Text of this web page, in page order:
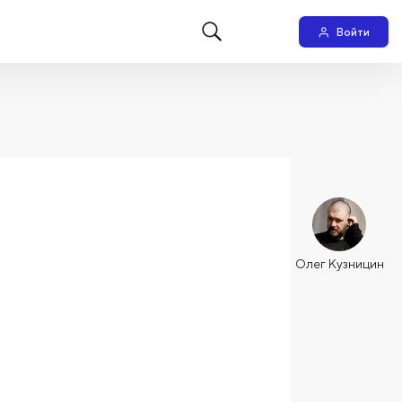
Войти
Олег Кузницин